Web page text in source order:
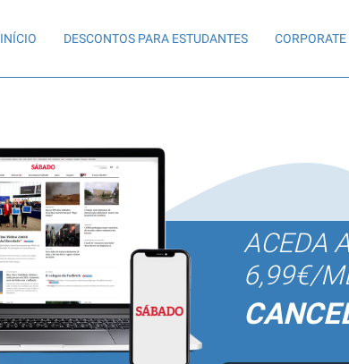
INÍCIO DESCONTOS PARA ESTUDANTES
ACEDA
6,99€/